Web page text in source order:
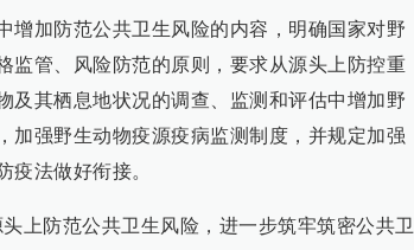
增加防范公共卫生风险的内容，明确国家对野
监管、风险防范的原则，要求从源头上防控重
及其栖息地状况的调查、监测和评估中增加野
加强野生动物疫源疫病监测制度，并规定加强
疫法做好衔接。
上防范公共卫生风险，进一步筑牢筑密公共卫